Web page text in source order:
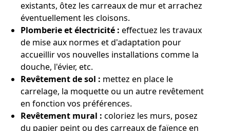
existants, ôtez les carreaux de mur et arrachez
éventuellement les cloisons.
Plomberie et électricité : effectuez les travaux
de mise aux normes et d'adaptation pour
accueillir vos nouvelles installations comme la
douche, l'évier, etc.
Revêtement de sol : mettez en place le
carrelage, la moquette ou un autre revêtement
en fonction vos préférences.
Revêtement mural : coloriez les murs, posez
du papier peint ou des carreaux de faïence en